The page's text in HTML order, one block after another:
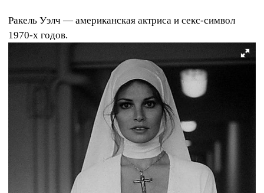
Ракель Уэлч — американская актриса и секс-символ
1970-х годов.